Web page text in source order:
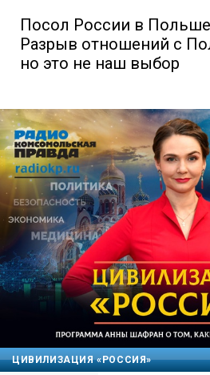
Посол России в
Разрыв отношений с
но это не наш выбор
ЦИВИЛИЗАЦИЯ «РОССИЯ»